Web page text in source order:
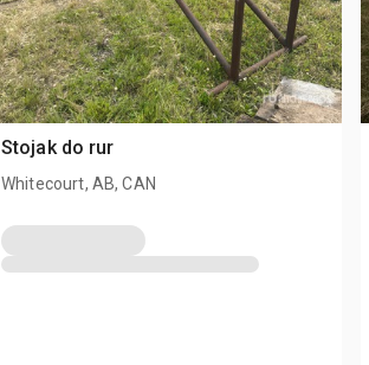
Stojak do rur
Whitecourt, AB, CAN